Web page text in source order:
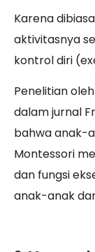
Karena
aktivitasnya
kontrol diri
Penelitian
dalam jurnal
bahwa anak-
Montessori
dan fungsi
anak-anak